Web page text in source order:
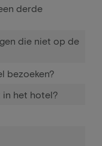
derde
die niet op de
bezoeken?
in het hotel?